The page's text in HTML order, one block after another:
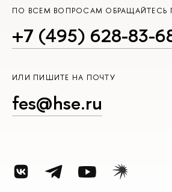
ПО ВСЕМ ВОПРОСАМ ОБРАЩАЙТЕСЬ
+7 (495) 628-83-
ИЛИ ПИШИТЕ НА ПОЧТУ
fes@hse.ru